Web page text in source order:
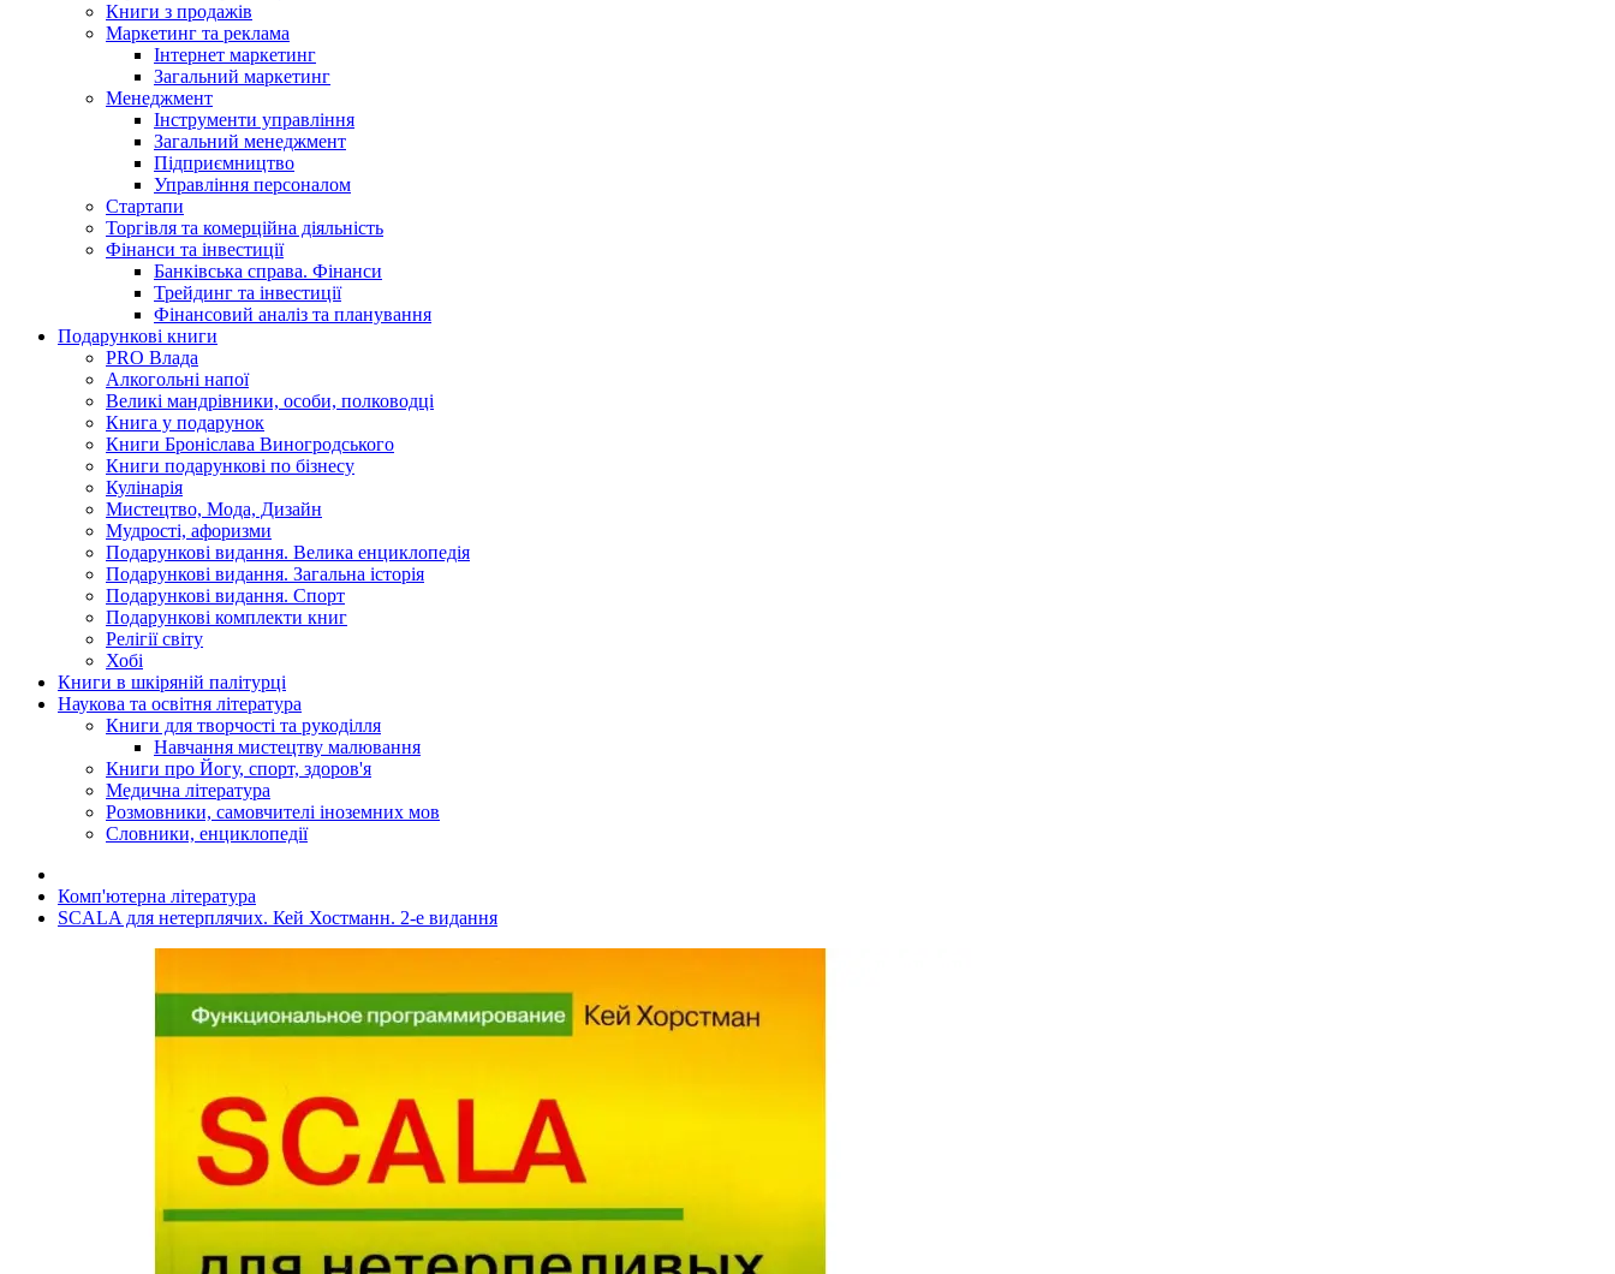
Книги з продажів
Маркетинг та реклама
Інтернет маркетинг
Загальний маркетинг
Менеджмент
Інструменти управління
Загальний менеджмент
Підприємництво
Управління персоналом
Стартапи
Торгівля та комерційна діяльність
Фінанси та інвестиції
Банківська справа. Фінанси
Трейдинг та інвестиції
Фінансовий аналіз та планування
Подарункові книги
PRO Влада
Алкогольні напої
Великі мандрівники, особи, полководці
Книга у подарунок
Книги Броніслава Виногродського
Книги подарункові по бізнесу
Кулінарія
Мистецтво, Мода, Дизайн
Мудрості, афоризми
Подарункові видання. Велика енциклопедія
Подарункові видання. Загальна історія
Подарункові видання. Спорт
Подарункові комплекти книг
Релігії світу
Хобі
Книги в шкіряній палітурці
Наукова та освітня література
Книги для творчості та рукоділля
Навчання мистецтву малювання
Книги про Йогу, спорт, здоров'я
Медична література
Розмовники, самовчителі іноземних мов
Словники, енциклопедії
Комп'ютерна література
SCALA для нетерплячих. Кей Хостманн. 2-е видання